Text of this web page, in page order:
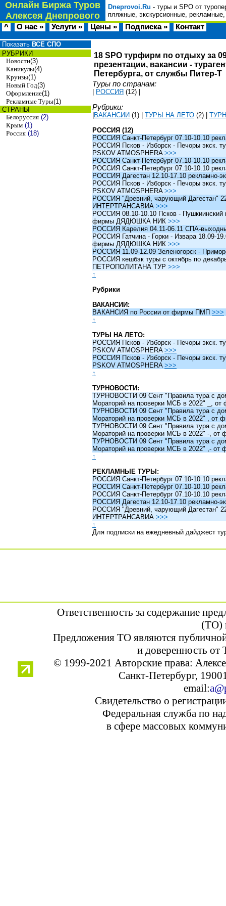
Онлайн Биржа Туров
Алексея Днепрового
Dneprovoi.Ru - туры и SPO от
пляжные, экскурсионные,
^ О нас » Услуги » Цены » Подписка » Контакт
Показать ВСЕ СПО
РУБРИКИ
Новости(3)
Каникулы(4)
Круизы(1)
Новый Год(3)
Оформление(1)
Рекламные Туры(1)
СТРАНЫ
Белоруссия (2)
Крым (1)
Россия (18)
18 SPO турфирм по отдыху за
презентации, вакансии -
Петербурга, от службы Питер-Т
Туры по странам:
РОССИЯ (12)
Рубрики:
ВАКАНСИИ (1) ТУРЫ НА ЛЕТО (2)
РОССИЯ (12)
РОССИЯ Санкт-Петербург 07.10-10.10
РОССИЯ Псков - Изборск - Печоры экск.
PSKOV ATMOSPHERA >>>
РОССИЯ Санкт-Петербург 07.10-10.10
РОССИЯ Санкт-Петербург 07.10-10.10
РОССИЯ Дагестан 12.10-17.10 рекламно-
РОССИЯ Псков - Изборск - Печоры экск.
PSKOV ATMOSPHERA >>>
РОССИЯ "Древний, чарующий Дагестан"
ИНТЕРТРАНСАВИА >>>
РОССИЯ 08.10-10.10 Псков - Пушкиинский
фирмы ДЯДЮШКА НИК >>>
РОССИЯ Карелия 04.11-06.11 СПА-
РОССИЯ Гатчина - Горки - Извара 18.09-
фирмы ДЯДЮШКА НИК >>>
РОССИЯ 11.09-12.09 Зеленогорск -
РОССИЯ кешбэк туры c октябрь по
ПЕТРОПОЛИТАНА ТУР >>>
↑
Рубрики
ВАКАНСИИ:
ВАКАНСИЯ по России от фирмы ПМП >>>
↑
ТУРЫ НА ЛЕТО:
РОССИЯ Псков - Изборск - Печоры экск.
PSKOV ATMOSPHERA >>>
РОССИЯ Псков - Изборск - Печоры экск.
PSKOV ATMOSPHERA >>>
↑
ТУРНОВОСТИ:
ТУРНОВОСТИ 09 Сент "Правила тура с
Мораторий на проверки МСБ в 2022" _,
ТУРНОВОСТИ 09 Сент "Правила тура с
Мораторий на проверки МСБ в 2022" ,
ТУРНОВОСТИ 09 Сент "Правила тура с
Мораторий на проверки МСБ в 2022" -,
ТУРНОВОСТИ 09 Сент "Правила тура с
Мораторий на проверки МСБ в 2022" ,-
↑
РЕКЛАМНЫЕ ТУРЫ:
РОССИЯ Санкт-Петербург 07.10-10.10
РОССИЯ Санкт-Петербург 07.10-10.10
РОССИЯ Санкт-Петербург 07.10-10.10
РОССИЯ Дагестан 12.10-17.10 рекламно-
РОССИЯ "Древний, чарующий Дагестан"
ИНТЕРТРАНСАВИА >>>
↑
Для подписки на ежедневный дайджест
Ответственность за содержание
(ТО)
Предложения ТО являются
и доверенность от
© 1999-2021 Авторские права:
Санкт-Петербург,
email:
Свидетельство о
Федеральная служба по
в сфере массовых